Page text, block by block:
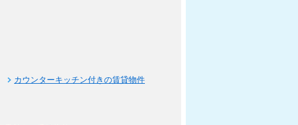
カウンターキッチン付きの賃貸物件